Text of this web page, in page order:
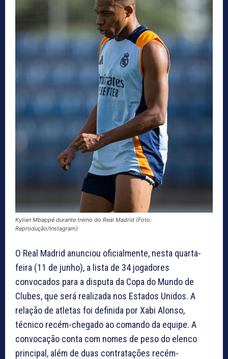
Kylian Mbappé durante treino do Real Madrid (Foto:
Reprodução/Instagram)
O Real Madrid anunciou oficialmente, nesta quarta-
feira (11 de junho), a lista de 34 jogadores
convocados para a disputa da Copa do Mundo de
Clubes, que será realizada nos Estados Unidos. A
relação de atletas foi definida por Xabi Alonso,
técnico recém-chegado ao comando da equipe. A
convocação conta com nomes de peso do elenco
principal, além de duas contratações recém-